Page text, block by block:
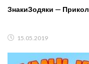
ЗнакиЗодяки —
15.05.2019